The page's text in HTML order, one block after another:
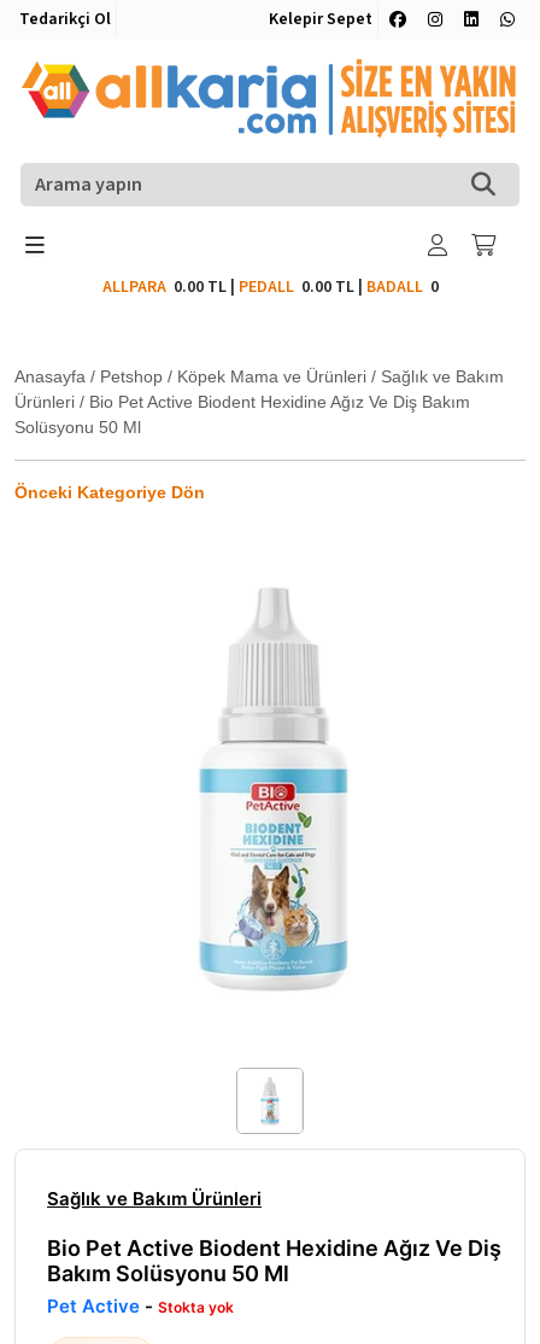
Tedarikçi Ol Kelepir Sepet
ALLPARA 0.00 TL| PEDALL 0.00 TL| BADALL0
Anasayfa / Petshop / Köpek Mama ve Ürünleri / Sağlık ve Bakım
Ürünleri / Bio Pet Active Biodent Hexidine Ağız Ve Diş Bakım
Solüsyonu 50 Ml
Önceki Kategoriye Dön
Sağlık ve Bakım Ürünleri
Bio Pet Active Biodent Hexidine Ağız Ve Diş
Bakım Solüsyonu 50 Ml
Pet Active - Stokta yok